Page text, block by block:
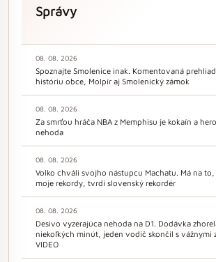
Správy
08. 08. 2026
Spoznajte Smolenice inak. Komentovaná
históriu obce, Molpír aj Smolenický zámok
08. 08. 2026
Za smrťou hráča NBA z Memphisu je kokaín a
nehoda
08. 08. 2026
Volko chváli svojho nástupcu Machatu. Má na to,
moje rekordy, tvrdí slovenský rekordér
08. 08. 2026
Desivo vyzerajúca nehoda na D1. Dodávka
niekoľkých minút, jeden vodič skončil s vážnymi
VIDEO